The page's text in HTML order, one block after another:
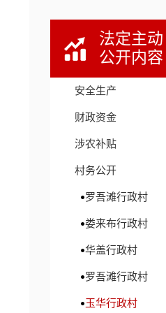
法定主动
公开内容
安全生产
财政资金
涉农补贴
村务公开
罗吾滩行政村
娄来布行政村
华盖行政村
罗吾滩行政村
玉华行政村